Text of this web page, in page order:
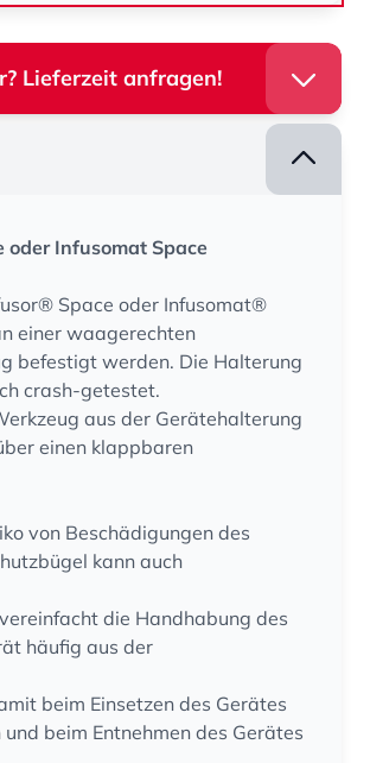
Lieferzeit anfragen!
Infusomat Space
Space oder Infusomat®
einer waagerechten
befestigt werden. Die Halterung
crash-getestet.
aus der Gerätehalterung
einen klappbaren
von Beschädigungen des
kann auch
die Handhabung des
häufig aus der
beim Einsetzen des Gerätes
beim Entnehmen des Gerätes